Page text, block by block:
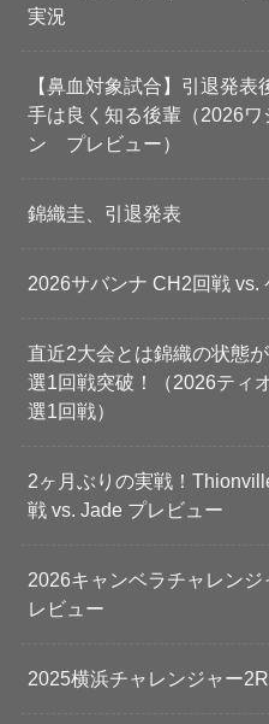
実況
【鼻血対象試合】引退発
手は良く知る後輩（2026
ン プレビュー）
錦織圭、引退発表
2026サバンナ CH2回戦 vs.
直近2大会とは錦織の状態
選1回戦突破！（2026ティ
選1回戦）
2ヶ月ぶりの実戦！
戦 vs. Jade プレビュー
2026キャンベラチャレン
レビュー
2025横浜チャレンジャー